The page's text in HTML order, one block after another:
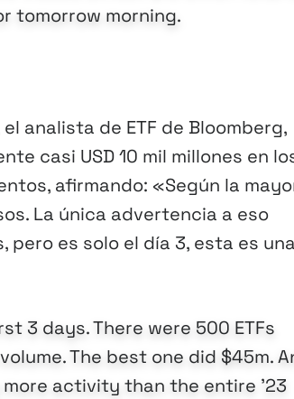
tomorrow morning.
analista de ETF de Bloomberg,
casi USD 10 mil millones en
afirmando: «Según la
La única advertencia a eso
pero es solo el día 3, esta es una
3 days. There were 500 ETFs
The best one did $45m.
more activity than the entire '23